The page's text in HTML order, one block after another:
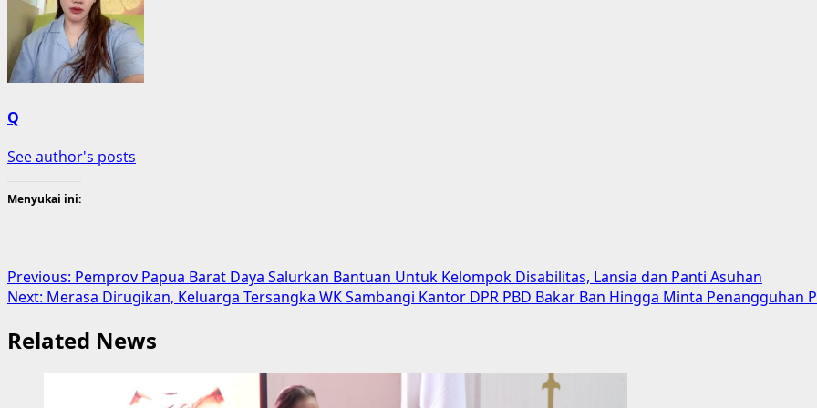
Q
See author's posts
Menyukai ini:
Post
navigation
Previous: Pemprov Papua Barat Daya Salurkan Bantuan Untuk Kelompok Disabilitas, Lansia dan Panti Asuhan
Next: Merasa Dirugikan, Keluarga Tersangka WK Sambangi Kantor DPR PBD Bakar Ban Hingga Minta Penangguhan
Related News